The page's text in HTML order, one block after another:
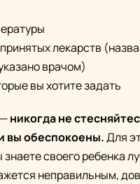
лекарств
врачом)
вы хотите задать
никогда не
вы обеспокоены.Для
своего ребенка
неправильным,